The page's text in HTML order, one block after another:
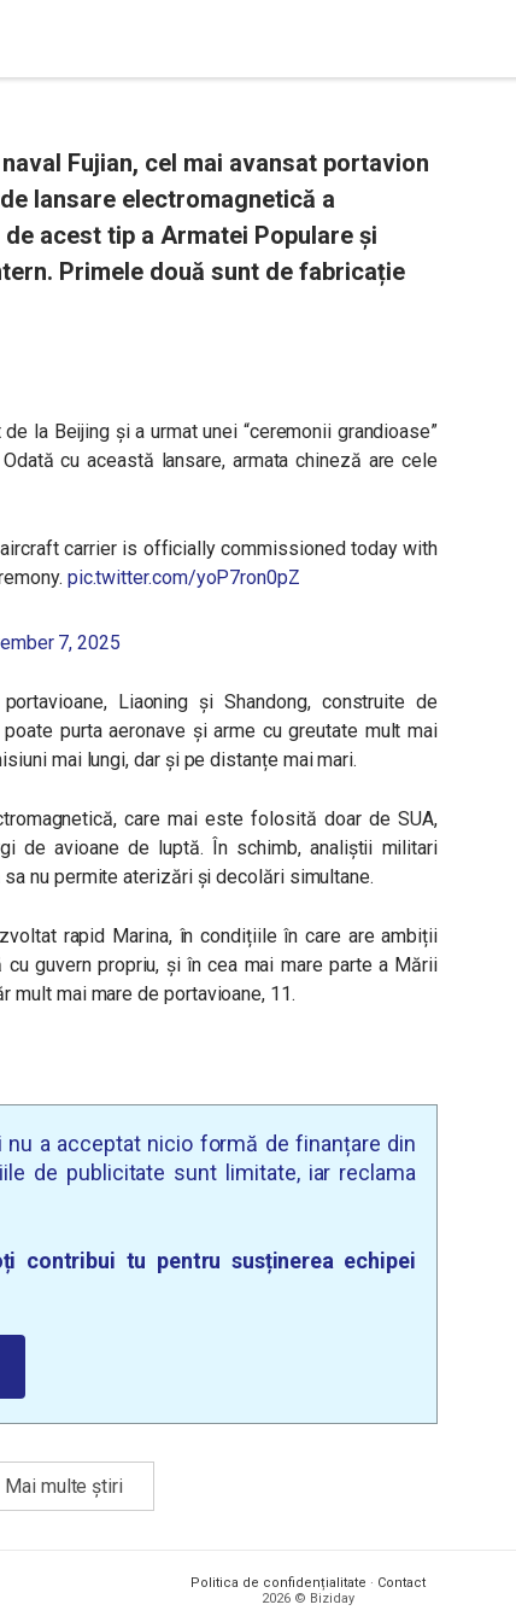
Fujian, cel mai avansat portavion
lansare electromagnetică a
acest tip a Armatei Populare și
Primele două sunt de fabricație
la Beijing și a urmat unei “ceremonii grandioase”
cu această lansare, armata chineză are cele
aircraft carrier is officially commissioned today with
pic.twitter.com/yoP7ron0pZ
7, 2025
Liaoning și Shandong, construite de
purta aeronave și arme cu greutate mult mai
mai lungi, dar și pe distanțe mai mari.
care mai este folosită doar de SUA,
de avioane de luptă. În schimb, analiștii militari
nu permite aterizări și decolări simultane.
rapid Marina, în condițiile în care are ambiții
guvern propriu, și în cea mai mare parte a Mării
mult mai mare de portavioane, 11.
nu a acceptat nicio formă de finanțare din
de publicitate sunt limitate, iar reclama
contribui tu pentru susținerea echipei
Mai multe știri
Politica de confidențialitate · Contact
2026 © Biziday